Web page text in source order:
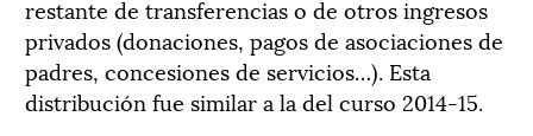
restante de transferencias o de otros ingresos
privados (donaciones, pagos de asociaciones de
padres, concesiones de servicios…). Esta
distribución fue similar a la del curso 2014-15.